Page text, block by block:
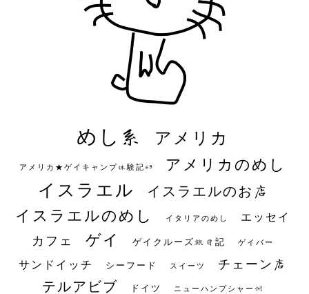
めし系 アメリカ
アメリカ★ゲイキャンプ体験記S3 アメリカのめし
イスラエル イスラエルのお店
イスラエルのめし イタリアのめし エッセイ
カフェ ゲイ ゲイクルーズ旅日記 ゲイバー
サンドイッチ シーフード スイーツ チェーン店
テルアビブ ドイツ ニューハンプシャー州